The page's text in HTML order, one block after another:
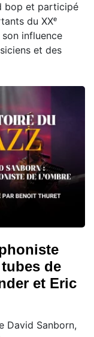
bop et participé
du XXᵉ
influence
et des
de
et Eric
David Sanborn,